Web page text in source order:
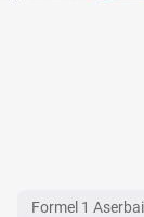
Formel 1